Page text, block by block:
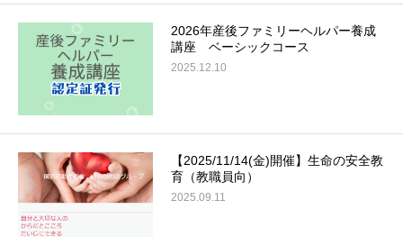
2026年産後ファミリーヘルパー養成
講座 ベーシックコース
2025.12.10
【2025/11/14(金)開催】生命の安全教
育（教職員向）
2025.09.11